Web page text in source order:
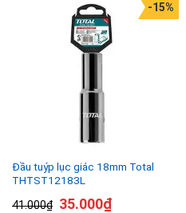
Đầu tuýp lục giác 18mm Total
THTST12183L
41.000₫
-15%
35.000₫